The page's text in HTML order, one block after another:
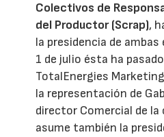
Colectivos de
del Productor (Scrap),
la presidencia de
1 de julio ésta ha
TotalEnergies Marketing
la representación de
director Comercial de la
asume también la